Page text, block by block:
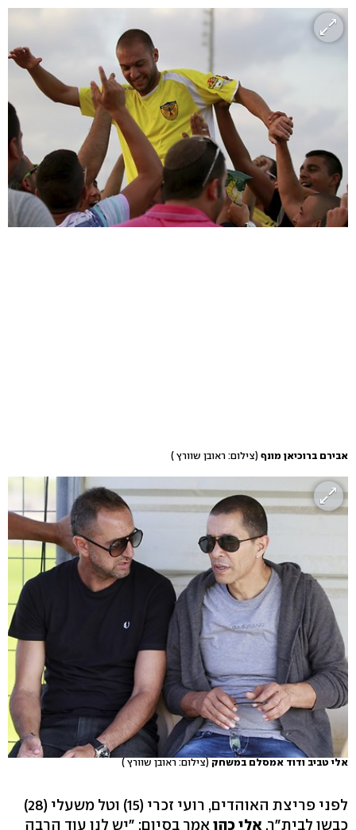
אבירם ברוכיאן מונף (צילום: ראובן שוורץ )
אלי טביב ודוד אמסלם במשחק(צילום: ראובן שוורץ )
לפני פריצת האוהדים, רועי זכרי (15) וטל משעלי (28)
כבשו לבית"ר. אלי כהןאמר בסיום: "יש לנו עוד הרבה